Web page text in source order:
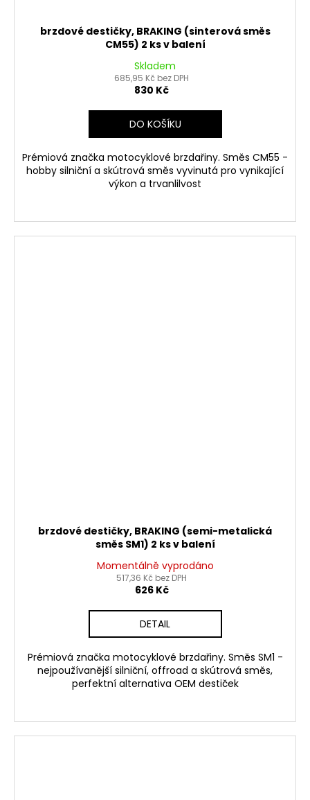
brzdové destičky, BRAKING (sinterová směs
CM55) 2 ks v balení
Skladem
685,95 Kč bez DPH
830 Kč
DO KOŠÍKU
Prémiová značka motocyklové brzdařiny. Směs CM55 -
hobby silniční a skútrová směs vyvinutá pro vynikající
výkon a trvanlilvost
brzdové destičky, BRAKING (semi-metalická
směs SM1) 2 ks v balení
Momentálně vyprodáno
517,36 Kč bez DPH
626 Kč
DETAIL
Prémiová značka motocyklové brzdařiny. Směs SM1 -
nejpoužívanější silniční, offroad a skútrová směs,
perfektní alternativa OEM destiček